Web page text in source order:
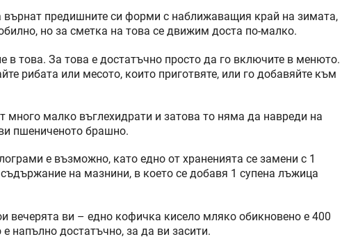
предишните си форми с наближаващия край на зимата,
но за сметка на това се движим доста по-малко.
в това. За това е достатъчно просто да го включите в менюто.
рибата или месото, които приготвяте, или го добавяйте към
много малко въглехидрати и затова то няма да навреди на
пшениченото брашно.
е възможно, като едно от храненията се замени с 1
на мазнини, в което се добавя 1 супена лъжица
вечерята ви – едно кофичка кисело мляко обикновено е 400
напълно достатъчно, за да ви засити.